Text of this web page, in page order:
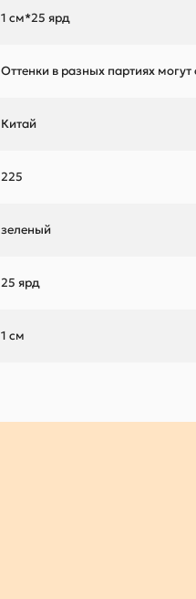
1 см*25 ярд
Оттенки в разных партиях
Китай
225
зеленый
25 ярд
1 см